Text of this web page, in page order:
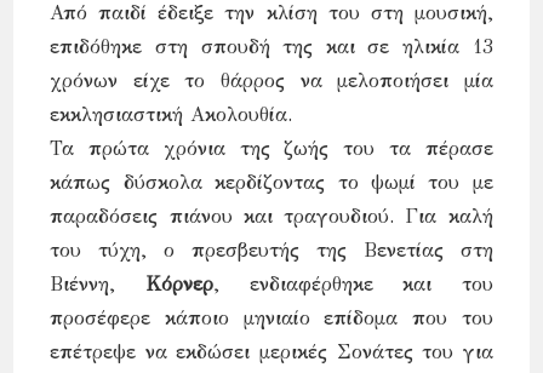
Από παιδί έδειξε την κλίση του στη μουσική,
επιδόθηκε στη σπουδή της και σε ηλικία 13
χρόνων είχε το θάρρος να μελοποιήσει μία
εκκλησιαστική Ακολουθία.
Τα πρώτα χρόνια της ζωής του τα πέρασε
κάπως δύσκολα κερδίζοντας το ψωμί του με
παραδόσεις πιάνου και τραγουδιού. Για καλή
του τύχη, ο πρεσβευτής της Βενετίας στη
Βιέννη, Κόρνερ, ενδιαφέρθηκε και του
προσέφερε κάποιο μηνιαίο επίδομα που του
επέτρεψε να εκδώσει μερικές Σονάτες του για